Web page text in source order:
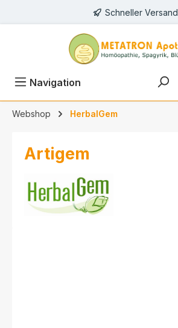
Schneller Versand
Navigation
Webshop HerbalGem
Artigem